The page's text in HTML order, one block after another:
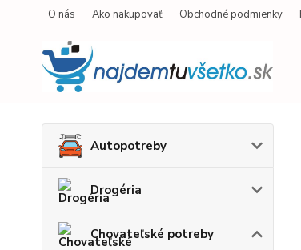
O nás Ako nakupovať Obchodné podmienky
Autopotreby
Drogéria
Chovateľské potreby